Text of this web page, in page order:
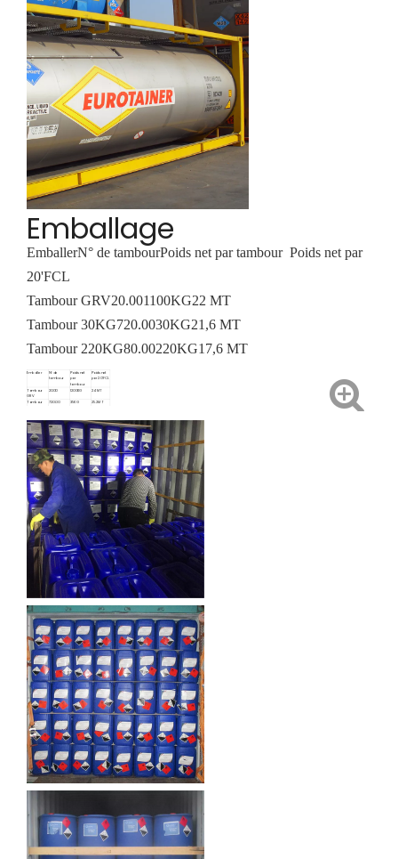
Emballage
EmballerN° de tambourPoids net par tambour Poids net par
20'FCL
Tambour GRV20.001100KG22 MT
Tambour 30KG720.0030KG21,6 MT
Tambour 220KG80.00220KG17,6 MT
Emballer N° de
tambour
Poids net
par
tambour
Poids net
par 20'FCL
Tambour
GRV
20.00 1200KG 24 MT
Tambour
720.00 35KG 25.2MT
220KG